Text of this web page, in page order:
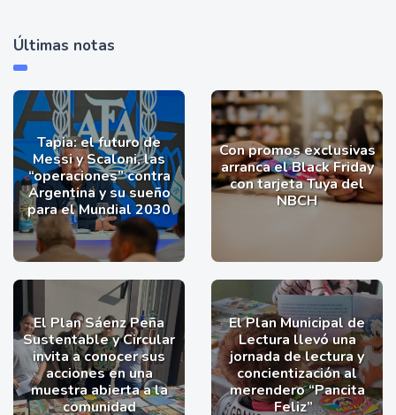
Últimas notas
Tapia: el futuro de
Messi y Scaloni, las
“operaciones” contra
Argentina y su sueño
para el Mundial 2030
Con promos exclusivas
arranca el Black Friday
con tarjeta Tuya del
NBCH
El Plan Sáenz Peña
Sustentable y Circular
invita a conocer sus
acciones en una
muestra abierta a la
comunidad
El Plan Municipal de
Lectura llevó una
jornada de lectura y
concientización al
merendero “Pancita
Feliz”